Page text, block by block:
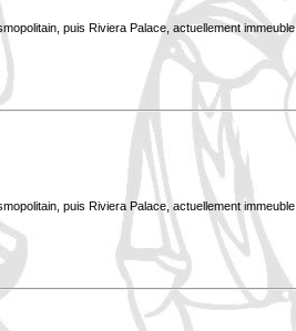
puis Riviera Palace, actuellement immeuble
puis Riviera Palace, actuellement immeuble